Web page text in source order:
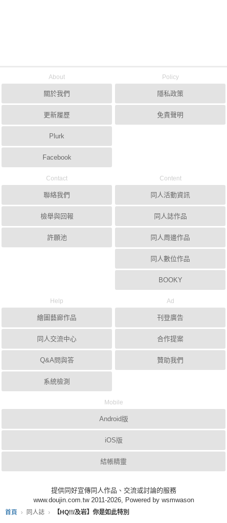
首頁 同人誌 【HQ!!/及岩】你是如此特別
About
關於我們
更新履歷
Plurk
Facebook
Policy
隱私政策
免責聲明
Contact
聯絡我們
檢舉與回報
許願池
Content
同人活動資訊
同人誌作品
同人周邊作品
同人數位作品
BOOKY
Help
繪圖藝廊作品
同人交流中心
Q&A問與答
系統檢測
Ad
刊登廣告
合作提案
贊助我們
Mobile
Android版
iOS版
結帳精靈
提供同好宣傳同人作品、交流或討論的服務
www.doujin.com.tw 2011-2026, Powered by wsmwason